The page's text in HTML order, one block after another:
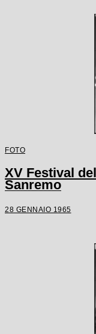
FOTO
XV Festival
Sanremo
28 GENNAIO 1965